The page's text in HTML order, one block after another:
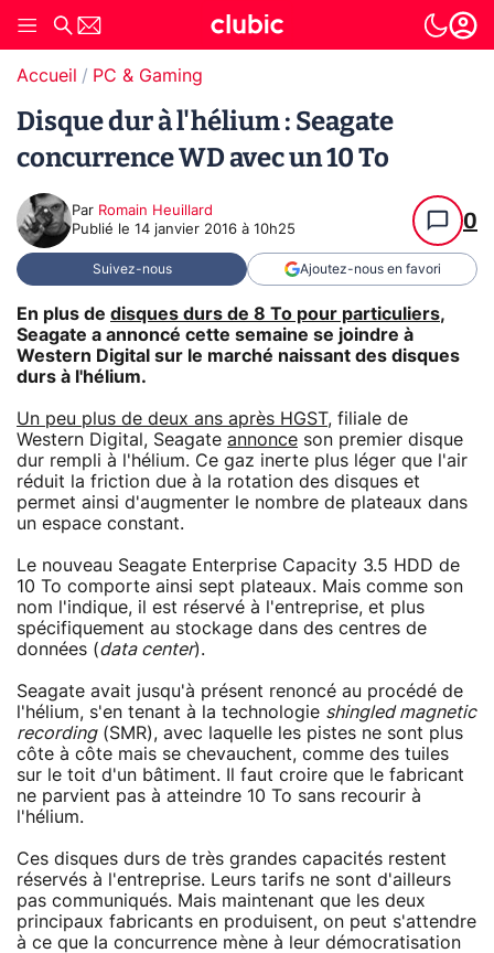
Accueil PC & Gaming
Disque dur à l'hélium : Seagate
concurrence WD avec un 10 To
Par Romain Heuillard
Publié le 14 janvier 2016 à 10h25 0
Suivez-nous Ajoutez-nous en favori
En plus de disques durs de 8 To pour particuliers,
Seagate a annoncé cette semaine se joindre à
Western Digital sur le marché naissant des disques
durs à l'hélium.
Un peu plus de deux ans après HGST, filiale de
Western Digital, Seagate annonce son premier disque
dur rempli à l'hélium. Ce gaz inerte plus léger que l'air
réduit la friction due à la rotation des disques et
permet ainsi d'augmenter le nombre de plateaux dans
un espace constant.
Le nouveau Seagate Enterprise Capacity 3.5 HDD de
10 To comporte ainsi sept plateaux. Mais comme son
nom l'indique, il est réservé à l'entreprise, et plus
spécifiquement au stockage dans des centres de
données (data center).
Seagate avait jusqu'à présent renoncé au procédé de
l'hélium, s'en tenant à la technologie shingled magnetic
recording(SMR), avec laquelle les pistes ne sont plus
côte à côte mais se chevauchent, comme des tuiles
sur le toit d'un bâtiment. Il faut croire que le fabricant
ne parvient pas à atteindre 10 To sans recourir à
l'hélium.
Ces disques durs de très grandes capacités restent
réservés à l'entreprise. Leurs tarifs ne sont d'ailleurs
pas communiqués. Mais maintenant que les deux
principaux fabricants en produisent, on peut s'attendre
à ce que la concurrence mène à leur démocratisation